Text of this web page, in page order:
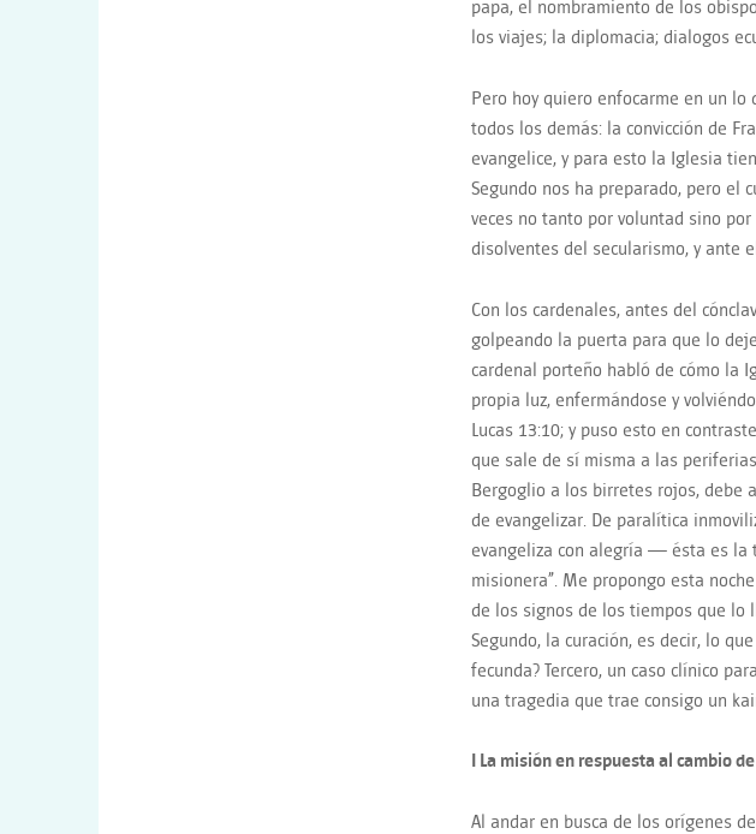
papa, el nombramiento de los
los viajes; la diplomacia; dialogos
Pero hoy quiero enfocarme en un
todos los demás: la convicción de
evangelice, y para esto la Iglesia
Segundo nos ha preparado, pero el
veces no tanto por voluntad sino
disolventes del secularismo, y ante
Con los cardenales, antes del
golpeando la puerta para que lo
cardenal porteño habló de cómo la
propia luz, enfermándose y
Lucas 13:10; y puso esto en
que sale de sí misma a las
Bergoglio a los birretes rojos, debe
de evangelizar. De paralítica
evangeliza con alegría — ésta es la
misionera”. Me propongo esta
de los signos de los tiempos que lo
Segundo, la curación, es decir, lo
fecunda? Tercero, un caso clínico
una tragedia que trae consigo un
I La misión en respuesta al cambio de
Al andar en busca de los orígenes